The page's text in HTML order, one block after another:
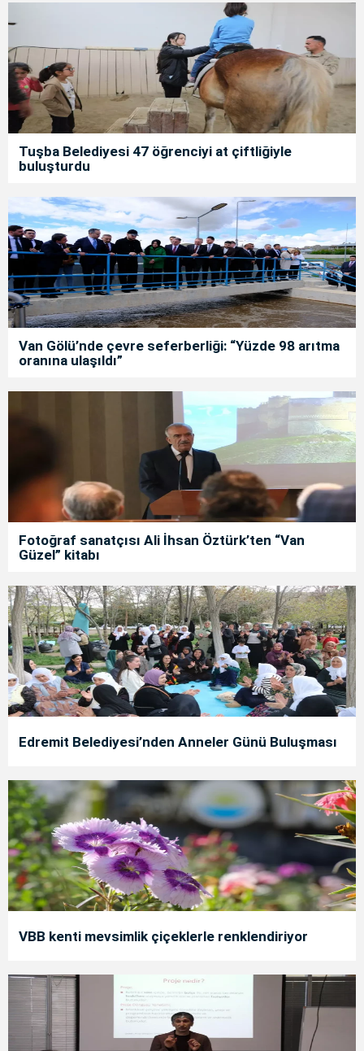
Tuşba Belediyesi 47 öğrenciyi at çiftliğiyle
buluşturdu
Van Gölü’nde çevre seferberliği: “Yüzde 98 arıtma
oranına ulaşıldı”
Fotoğraf sanatçısı Ali İhsan Öztürk’ten “Van
Güzel” kitabı
Edremit Belediyesi’nden Anneler Günü Buluşması
VBB kenti mevsimlik çiçeklerle renklendiriyor